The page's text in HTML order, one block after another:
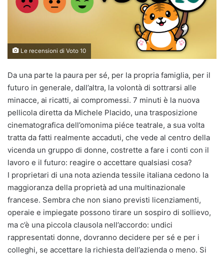
Le recensioni di Voto 10
Da una parte la paura per sé, per la propria famiglia, per il
futuro in generale, dall’altra, la volontà di sottrarsi alle
minacce, ai ricatti, ai compromessi. 7 minuti è la nuova
pellicola diretta da Michele Placido, una trasposizione
cinematografica dell’omonima piéce teatrale, a sua volta
tratta da fatti realmente accaduti, che vede al centro della
vicenda un gruppo di donne, costrette a fare i conti con il
lavoro e il futuro: reagire o accettare qualsiasi cosa?
I proprietari di una nota azienda tessile italiana cedono la
maggioranza della proprietà ad una multinazionale
francese. Sembra che non siano previsti licenziamenti,
operaie e impiegate possono tirare un sospiro di sollievo,
ma c’è una piccola clausola nell’accordo: undici
rappresentati donne, dovranno decidere per sé e per i
colleghi, se accettare la richiesta dell’azienda o meno. Si